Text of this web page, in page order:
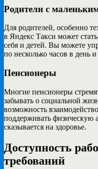
Родители с
Для родителей, особенно
в Яндекс Такси может
себя и детей. Вы можете
по несколько часов в день
Пенсионеры
Многие пенсионеры
забывать о социальной
возможность
поддерживать физическую
сказывается на здоровье.
Доступность
требований